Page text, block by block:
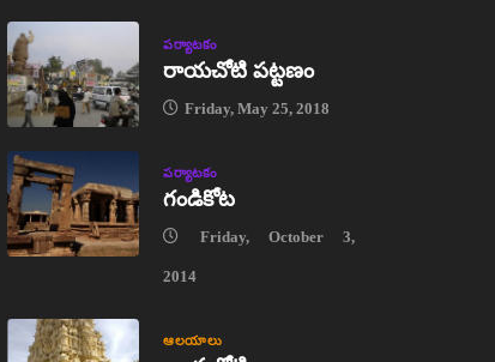
పర్యాటకం
రాయచోటి పట్టణం
Friday, May 25, 2018
పర్యాటకం
గండికోట
Friday, October 3,
2014
ఆలయాలు